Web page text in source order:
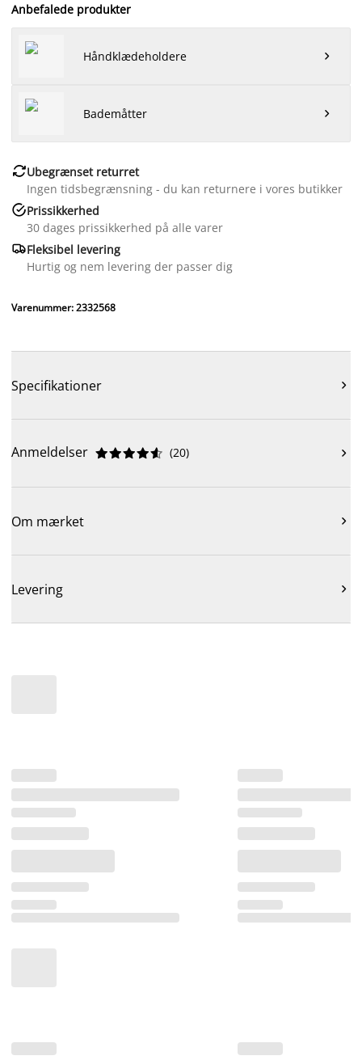
Anbefalede produkter
Håndklædeholdere 
Bademåtter 
Ubegrænset returret
Ingen tidsbegrænsning - du kan returnere i vores butikker
Prissikkerhed
30 dages prissikkerhed på alle varer
Fleksibel levering
Hurtig og nem levering der passer dig
Varenummer: 2332568
Specifikationer 
Anmeldelser 




 (20) 
Om mærket 
Levering 